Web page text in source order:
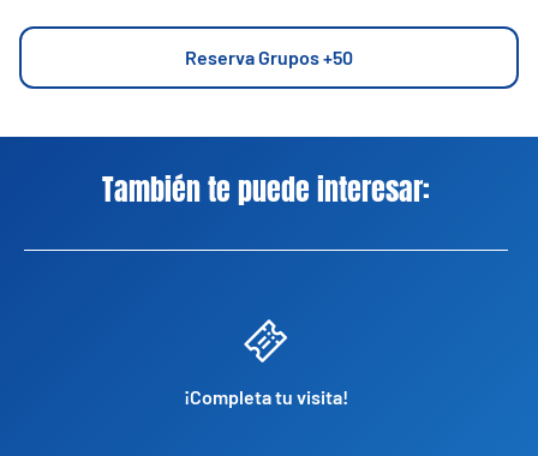
Reserva Grupos +50
También te puede interesar:
¡Completa tu visita!